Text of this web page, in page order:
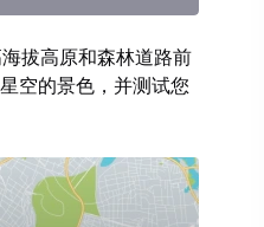
拔高原和森林道路前
空的景色，并测试您